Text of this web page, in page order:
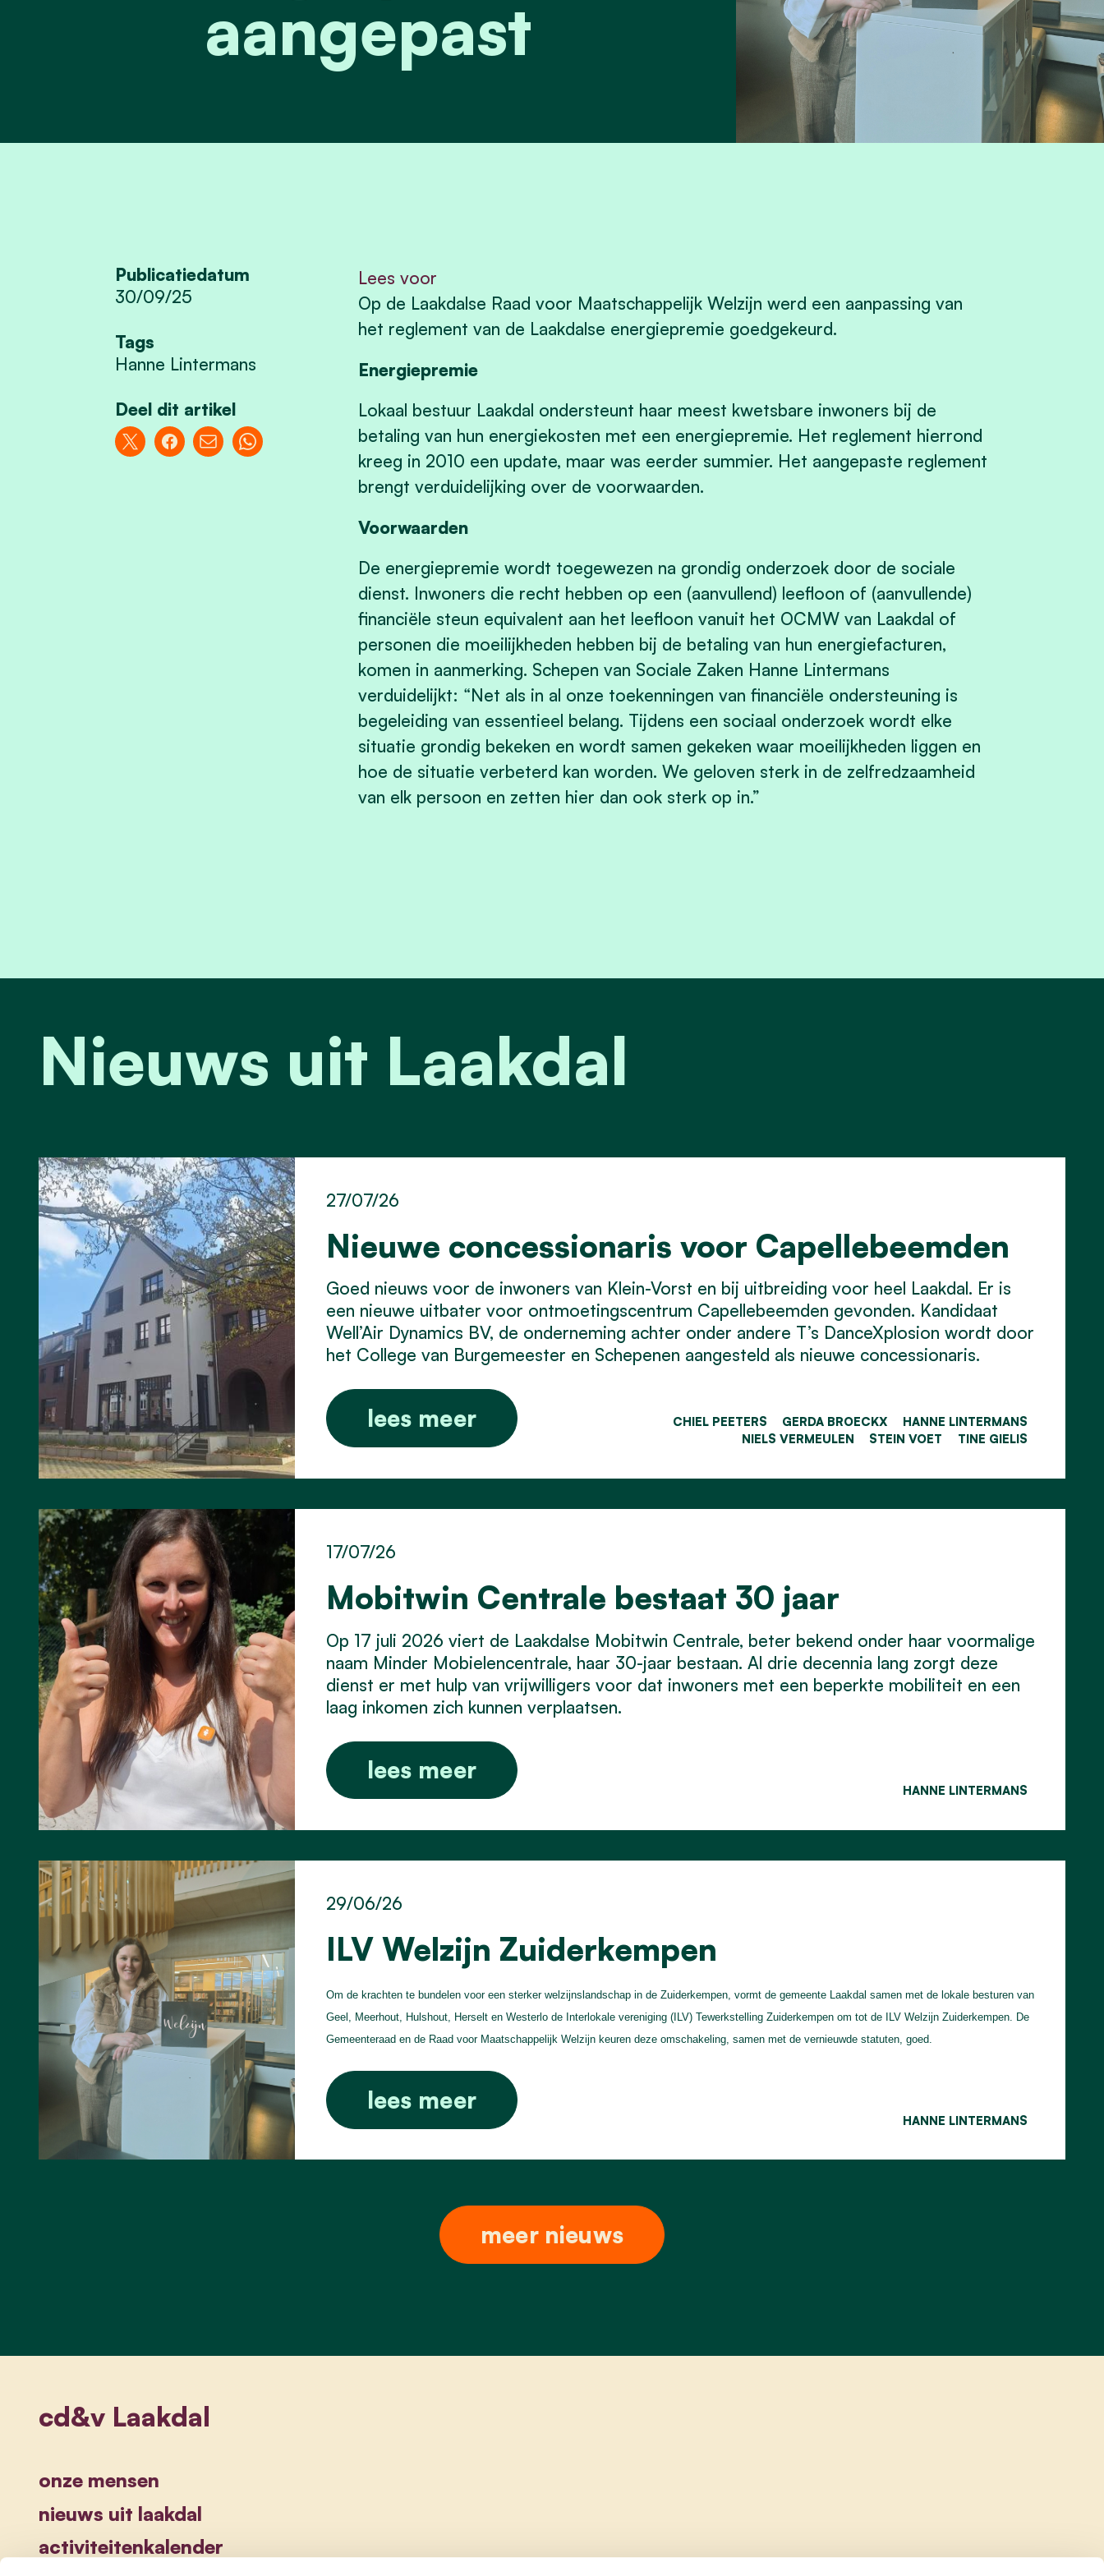
aangepast
Publicatiedatum
30/09/25
Tags
Hanne Lintermans
Deel dit artikel
Lees voor
Op de Laakdalse Raad voor Maatschappelijk Welzijn werd een aanpassing van
het reglement van de Laakdalse energiepremie goedgekeurd.
Energiepremie
Lokaal bestuur Laakdal ondersteunt haar meest kwetsbare inwoners bij de
betaling van hun energiekosten met een energiepremie. Het reglement hierrond
kreeg in 2010 een update, maar was eerder summier. Het aangepaste reglement
brengt verduidelijking over de voorwaarden.
Voorwaarden
De energiepremie wordt toegewezen na grondig onderzoek door de sociale
dienst. Inwoners die recht hebben op een (aanvullend) leefloon of (aanvullende)
financiële steun equivalent aan het leefloon vanuit het OCMW van Laakdal of
personen die moeilijkheden hebben bij de betaling van hun energiefacturen,
komen in aanmerking. Schepen van Sociale Zaken Hanne Lintermans
verduidelijkt: “Net als in al onze toekenningen van financiële ondersteuning is
begeleiding van essentieel belang. Tijdens een sociaal onderzoek wordt elke
situatie grondig bekeken en wordt samen gekeken waar moeilijkheden liggen en
hoe de situatie verbeterd kan worden. We geloven sterk in de zelfredzaamheid
van elk persoon en zetten hier dan ook sterk op in.”
Nieuws uit Laakdal
Nieuwe concessionaris voor Capellebeemden
27/07/26
Goed nieuws voor de inwoners van Klein-Vorst en bij uitbreiding voor heel Laakdal. Er is
een nieuwe uitbater voor ontmoetingscentrum Capellebeemden gevonden. Kandidaat
Well’Air Dynamics BV, de onderneming achter onder andere T’s DanceXplosion wordt door
het College van Burgemeester en Schepenen aangesteld als nieuwe concessionaris.
lees meer CHIEL PEETERS GERDA BROECKX
HANNE LINTERMANS
NIELS VERMEULEN
STEIN VOET TINE GIELIS
Mobitwin Centrale bestaat 30 jaar
17/07/26
Op 17 juli 2026 viert de Laakdalse Mobitwin Centrale, beter bekend onder haar voormalige
naam Minder Mobielencentrale, haar 30-jaar bestaan. Al drie decennia lang zorgt deze
dienst er met hulp van vrijwilligers voor dat inwoners met een beperkte mobiliteit en een
laag inkomen zich kunnen verplaatsen.
lees meer
HANNE LINTERMANS
ILV Welzijn Zuiderkempen
29/06/26
Om de krachten te bundelen voor een sterker welzijnslandschap in de Zuiderkempen, vormt de gemeente Laakdal samen met de lokale besturen van
Geel, Meerhout, Hulshout, Herselt en Westerlo de Interlokale vereniging (ILV) Tewerkstelling Zuiderkempen om tot de ILV Welzijn Zuiderkempen. De
Gemeenteraad en de Raad voor Maatschappelijk Welzijn keuren deze omschakeling, samen met de vernieuwde statuten, goed.
lees meer
HANNE LINTERMANS
meer nieuws
cd&v Laakdal
onze mensen
nieuws uit laakdal
activiteitenkalender